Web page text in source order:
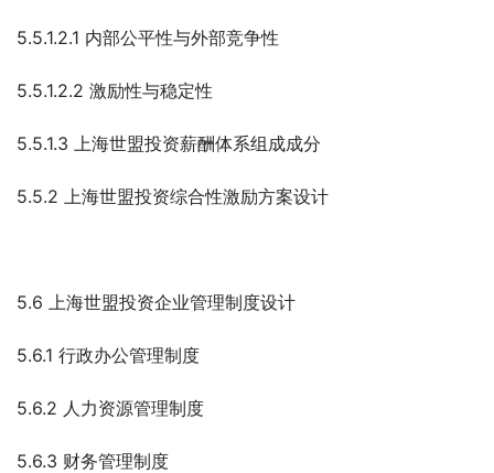
5.5.1.2.1 内部公平性与外部竞争性
5.5.1.2.2 激励性与稳定性
5.5.1.3 上海世盟投资薪酬体系组成成分
5.5.2 上海世盟投资综合性激励方案设计
5.6 上海世盟投资企业管理制度设计
5.6.1 行政办公管理制度
5.6.2 人力资源管理制度
5.6.3 财务管理制度